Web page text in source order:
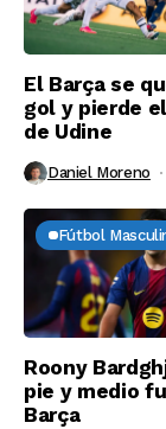
El Barça se
gol y pierde
de Udine
Daniel Moreno
Fútbol
Roony
pie y medio
Barça